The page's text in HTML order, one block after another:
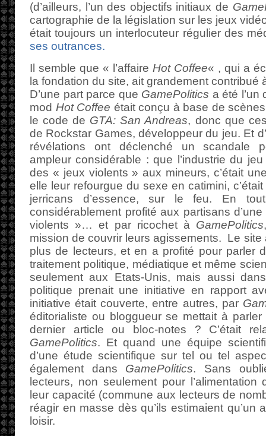
(d’ailleurs, l’un des objectifs initiaux de
cartographie de la législation sur les jeux
était toujours un interlocuteur régulier des
ses outrances.
Il semble que « l’affaire Hot Coffee« , qui a
la fondation du site, ait grandement contribué
D’une part parce que GamePolitics a été
mod Hot Coffee était conçu à base de
le code de GTA: San Andreas, donc que
de Rockstar Games, développeur du jeu. Et
révélations ont déclenché un scandale
ampleur considérable : que l’industrie du
des « jeux violents » aux mineurs, c’était
elle leur refourgue du sexe en catimini,
jerricans d’essence, sur le feu. En
considérablement profité aux partisans
violents »… et par ricochet à GamePolitics
mission de couvrir leurs agissements. Le
plus de lecteurs, et en a profité pour parler
traitement politique, médiatique et même
seulement aux Etats-Unis, mais aussi
politique prenait une initiative en rapport
initiative était couverte, entre autres, par
éditorialiste ou bloggueur se mettait à
dernier article ou bloc-notes ? C’était
GamePolitics. Et quand une équipe
d’une étude scientifique sur tel ou tel
également dans GamePolitics. Sans
lecteurs, non seulement pour
leur capacité (commune aux lecteurs de
réagir en masse dès qu’ils estimaient qu’un
loisir.